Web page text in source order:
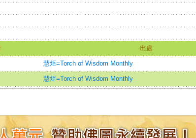
出處
慧炬=Torch of Wisdom Monthly
慧炬=Torch of Wisdom Monthly